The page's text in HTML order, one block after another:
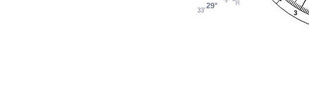
3
29°
33'